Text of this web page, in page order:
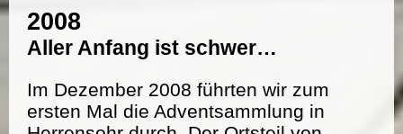
2008
Aller Anfang ist schwer…
Im Dezember 2008 führten wir zum
ersten Mal die Adventsammlung in